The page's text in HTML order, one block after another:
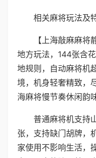
相关麻将玩法及
【上海敲麻麻
地方玩法，144张含
地规则，自动麻将机
境，机身轻奢精致，
海麻将慢节奏休闲韵
普通麻将机支持
张，支持缺门胡牌，
家使用不影响生活，